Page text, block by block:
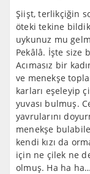
Şiişt, terlikçiğin
öteki tekine
uykunuz mu
Pekâlâ. İşte size
Acımasız bir
ve menekşe
karları eşeleyip
yuvası bulmuş.
yavrularını
menekşe
kendi kızı da
için ne çilek ne
olmuş. Ha ha